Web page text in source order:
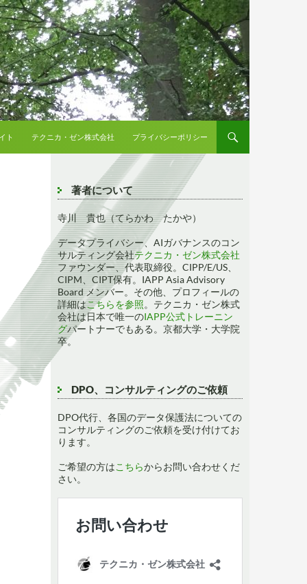
ト テクニカ・ゼン株式会社 プライバシーポリシー
著者について
寺川 貴也（てらかわ たかや）
データプライバシー、AIガバナンスのコン
サルティング会社テクニカ・ゼン株式会社
ファウンダー、代表取締役。CIPP/E/US、
CIPM、CIPT保有。IAPP Asia Advisory
Board メンバー。その他、プロフィールの
詳細はこちらを参照。テクニカ・ゼン株式
会社は日本で唯一のIAPP公式トレーニン
グパートナーでもある。京都大学・大学院
卒。
DPO、コンサルティングのご依頼
DPO代行、各国のデータ保護法についての
コンサルティングのご依頼を受け付けてお
ります。
ご希望の方はこちらからお問い合わせくだ
さい。